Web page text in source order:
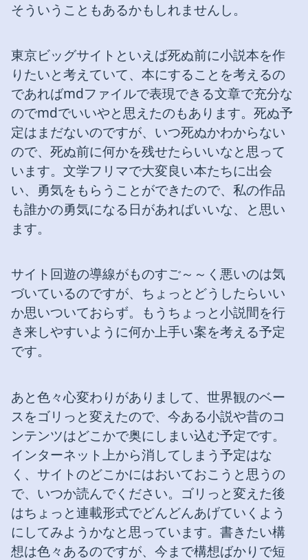
そういうこともあるかもしれませんし。
東京ビッグサイトといえば死ぬ前に小説本を作
りたいと考えていて、本にすることを考えるの
であればmdファイルで表現できる文章で充分な
のでmdでいいやと思えたのもあります。死ぬ予
定はまだないのですが、いつ死ぬかわからない
ので、死ぬ前に何かを残せたらいいなと思って
います。文学フリマで大変良い本たちに出会
い、勇気をもらうことができたので、私の作品
も誰かの勇気になる日があればいいな、と思い
ます。
サイト回遊の導線がものすご～～く悪いのは気
づいているのですが、ちょっとどうしたらいい
か思いついておらず。もうちょっと小説間を行
き来しやすいように何か上手い案を考える予定
です。
あと色々心変わりがありまして、世界観のベー
スをゴリっと変えたので、今ある小説や昔のコ
ンテンツはどこかで奥にしまい込む予定です。
インターネット上から消してしまう予定はな
く、サイトのどこかにはおいておこうと思うの
で、いつか読んでください。ゴリっと変えた後
はちょっと連載形式でどんどんあげていくよう
にしてみようかなと思っています。書きたい構
想は色々あるのですが、今まで構想ばかりで短